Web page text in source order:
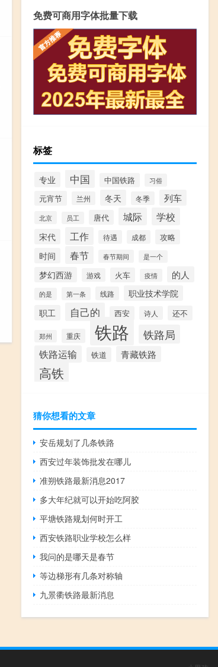
免费可商用字体批量下载
标签
专业 中国 中国铁路 习俗
元宵节 兰州 冬天 冬季 列车
北京 员工 唐代 城际 学校
宋代 工作 待遇 成都 攻略
时间 春节 春节期间 是一个
梦幻西游 游戏 火车 疫情 的人
的是 第一条 线路
职业技术学院
职工
自己的 西安 诗人 还不
郑州 重庆 铁路 铁路局
铁路运输 铁道 青藏铁路
高铁
猜你想看的文章
安岳规划了几条铁路
西安过年装饰批发在哪儿
准朔铁路最新消息2017
多大年纪就可以开始吃阿胶
平塘铁路规划何时开工
西安铁路职业学校怎么样
我问的是哪天是春节
等边梯形有几条对称轴
九景衢铁路最新消息